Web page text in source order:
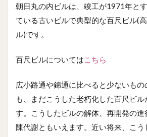
朝日丸の内ビルは、竣工が1971年と
ている古いビルで典型的な百尺ビル(
ル)です。
百尺ビルについてはこちら
広小路通や錦通に比べると少ないもの
も、まだこうした老朽化した百尺ビル
す。こうしたビルの解体、再開発の
陳代謝ともいえます。近い将来、こう